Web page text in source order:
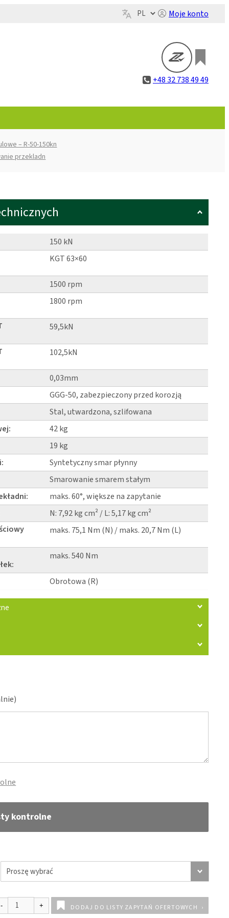
Moje konto
+48 32 738 49 49
– R-50-150kn
przekladn
150 kN
KGT 63×60
1500 rpm
1800 rpm
59,5kN
102,5kN
0,03mm
GGG-50, zabezpieczony przed korozją
Stal, utwardzona, szlifowana
42 kg
19 kg
Syntetyczny smar płynny
Smarowanie smarem stałym
maks. 60°, większe na zapytanie
N: 7,92 kg cm² / L: 5,17 kg cm²
maks. 75,1 Nm (N) / maks. 20,7 Nm (L)
maks. 540 Nm
Obrotowa (R)
kontrolne
DODAJ DO LISTY ZAPYTAŃ OFERTOWYCH